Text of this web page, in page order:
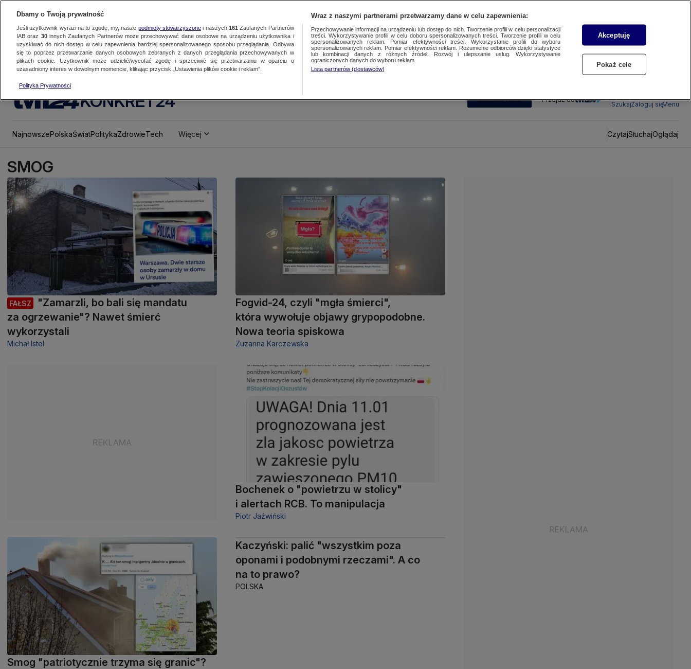
KONKRET24 SUBSKRYBUJ Przejdź do
SzukajZaloguj sięMenu
NajnowszePolskaŚwiatPolitykaZdrowieTech Więcej CzytajSłuchajOglądaj
SMOG
FAŁSZ
"Zamarzli, bo bali się mandatu
za ogrzewanie"? Nawet śmierć
wykorzystali
Michał Istel
Fogvid-24, czyli "mgła śmierci",
która wywołuje objawy grypopodobne.
Nowa teoria spiskowa
Zuzanna Karczewska
Bochenek o "powietrzu w stolicy"
i alertach RCB. To manipulacja
Piotr Jaźwiński
Smog "patriotycznie trzyma się granic"?
Kaczyński: palić "wszystkim poza
oponami i podobnymi rzeczami". A co
na to prawo?
POLSKA
Dbamy o Twoją prywatność
Jeśli użytkownik wyrazi na to zgodę, my, nasze podmioty stowarzyszonei naszych 161 Zaufanych Partnerów
IAB oraz 30innych Zaufanych Partnerów może przechowywać dane osobowe na urządzeniu użytkownika i
uzyskiwać do nich dostęp w celu zapewnienia bardziej spersonalizowanego sposobu przeglądania. Odbywa
się to poprzez przetwarzanie danych osobowych zebranych z danych przeglądania przechowywanych w
plikach cookie. Użytkownik może udzielić/wycofać zgodę i sprzeciwić się przetwarzaniu w oparciu o
uzasadniony interes w dowolnym momencie, klikając przycisk „Ustawienia plików cookie i reklam”.
Polityka Prywatności
Wraz z naszymi partnerami przetwarzamy dane w celu zapewnienia:
Przechowywanie informacji na urządzeniu lub dostęp do nich. Tworzenie profili w celu personalizacji
treści. Wykorzystywanie profili w celu doboru spersonalizowanych treści. Tworzenie profili w celu
spersonalizowanych reklam. Pomiar efektywności treści. Wykorzystanie profili do wyboru
spersonalizowanych reklam. Pomiar efektywności reklam. Rozumienie odbiorców dzięki statystyce
lub kombinacji danych z różnych źródeł. Rozwój i ulepszanie usług. Wykorzystywanie
ograniczonych danych do wyboru reklam.
Lista partnerów (dostawców)
Akceptuję
Pokaż cele